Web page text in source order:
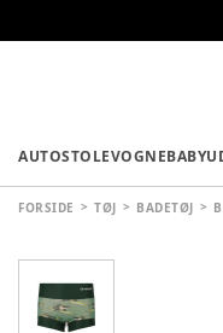
AUTOSTOLEVOGNE
FORSIDE TØJ BADETØJ